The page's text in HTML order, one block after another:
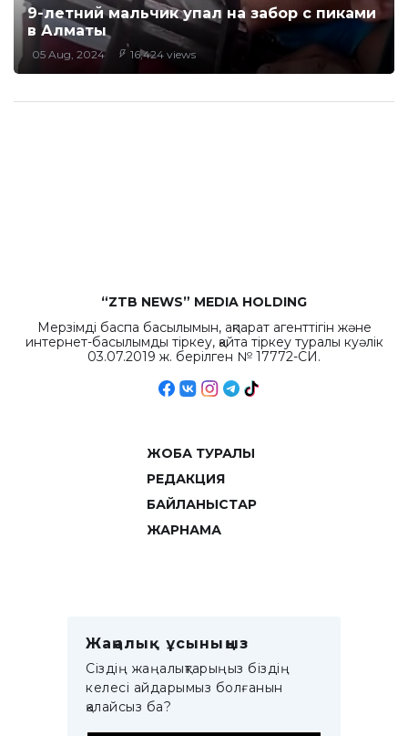
9-летний мальчик упал на забор с пиками
в Алматы
05 Aug, 2024 16,424 views
“ZTB NEWS” MEDIA HOLDING
Мерзімді баспа басылымын, ақпарат агенттігін және
интернет-басылымды тіркеу, қайта тіркеу туралы куәлік
03.07.2019 ж. берілген № 17772-СИ.
ЖОБА ТУРАЛЫ
РЕДАКЦИЯ
БАЙЛАНЫСТАР
ЖАРНАМА
Жаңалық ұсыныңыз
Сіздің жаңалықтарыңыз біздің
келесі айдарымыз болғанын
қалайсыз ба?